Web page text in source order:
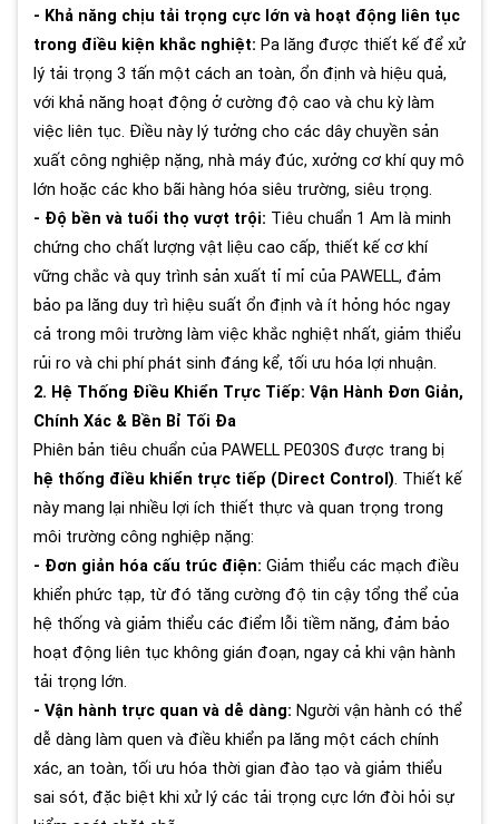
- Khả năng chịu tải trọng cực lớn và hoạt động liên tục
trong điều kiện khắc nghiệt: Pa lăng được thiết kế để xử
lý tải trọng 3 tấn một cách an toàn, ổn định và hiệu quả,
với khả năng hoạt động ở cường độ cao và chu kỳ làm
việc liên tục. Điều này lý tưởng cho các dây chuyền sản
xuất công nghiệp nặng, nhà máy đúc, xưởng cơ khí quy mô
lớn hoặc các kho bãi hàng hóa siêu trường, siêu trọng.
- Độ bền và tuổi thọ vượt trội: Tiêu chuẩn 1 Am là minh
chứng cho chất lượng vật liệu cao cấp, thiết kế cơ khí
vững chắc và quy trình sản xuất tỉ mỉ của PAWELL, đảm
bảo pa lăng duy trì hiệu suất ổn định và ít hỏng hóc ngay
cả trong môi trường làm việc khắc nghiệt nhất, giảm thiểu
rủi ro và chi phí phát sinh đáng kể, tối ưu hóa lợi nhuận.
2. Hệ Thống Điều Khiển Trực Tiếp: Vận Hành Đơn Giản,
Chính Xác & Bền Bỉ Tối Đa
Phiên bản tiêu chuẩn của PAWELL PE030S được trang bị
hệ thống điều khiển trực tiếp (Direct Control). Thiết kế
này mang lại nhiều lợi ích thiết thực và quan trọng trong
môi trường công nghiệp nặng:
- Đơn giản hóa cấu trúc điện: Giảm thiểu các mạch điều
khiển phức tạp, từ đó tăng cường độ tin cậy tổng thể của
hệ thống và giảm thiểu các điểm lỗi tiềm năng, đảm bảo
hoạt động liên tục không gián đoạn, ngay cả khi vận hành
tải trọng lớn.
- Vận hành trực quan và dễ dàng: Người vận hành có thể
dễ dàng làm quen và điều khiển pa lăng một cách chính
xác, an toàn, tối ưu hóa thời gian đào tạo và giảm thiểu
sai sót, đặc biệt khi xử lý các tải trọng cực lớn đòi hỏi sự